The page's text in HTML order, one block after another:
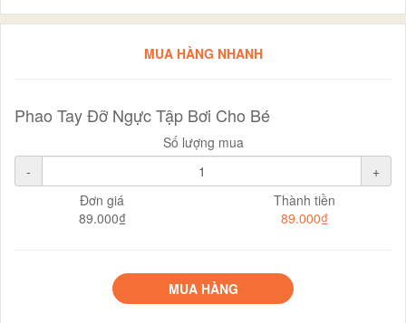
MUA HÀNG NHANH
Phao Tay Đỡ Ngực Tập Bơi Cho Bé
Số lượng mua
-
+
Đơn giá
89.000₫
Thành tiền
89.000₫
MUA HÀNG